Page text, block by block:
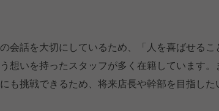
会話を大切にしているため、「人を喜ばせるこ
想いを持ったスタッフが多く在籍しています。
も挑戦できるため、将来店長や幹部を目指し